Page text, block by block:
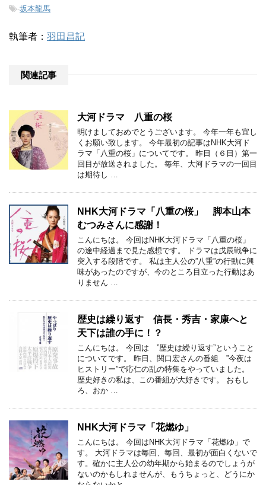
-坂本龍馬
執筆者： 羽田昌記
関連記事
大河ドラマ 八重の桜
明けましておめでとうございます。 今年一年も宜し
くお願い致します。 今年最初の記事はNHK大河ド
ラマ「八重の桜」についてです。 昨日（６日）第一
回目が放送されました。 毎年、大河ドラマの一回目
は期待し …
NHK大河ドラマ「八重の桜」 脚本山本
むつみさんに感謝！
こんにちは。 今回はNHK大河ドラマ「八重の桜」
の途中経過まで見た感想です。 ドラマは戊辰戦争に
突入する段階です。 私は主人公の”八重”の行動に興
味があったのですが、今のところ目立った行動はあ
りません …
歴史は繰り返す 信長・秀吉・家康へと
天下は誰の手に！？
こんにちは。 今回は ”歴史は繰り返す”ということ
についてです。 昨日、関口宏さんの番組 ”今夜は
ヒストリー”で応仁の乱の特集をやっていました。
歴史好きの私は、この番組が大好きです。 おもし
ろ、おか …
NHK大河ドラマ「花燃ゆ」
こんにちは。 今回はNHK大河ドラマ「花燃ゆ」で
す。 大河ドラマは毎回、毎回、最初が面白くないで
す。確かに主人公の幼年期から始まるのでしょうが
ないのかもしれませんが、もうちょっと、どうにか